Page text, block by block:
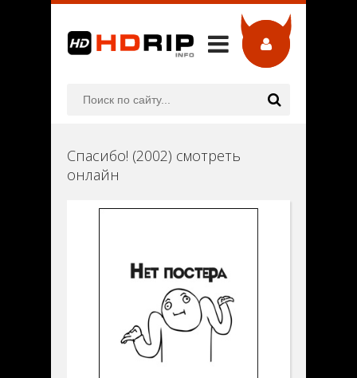
Спасибо! (2002) смотреть
онлайн